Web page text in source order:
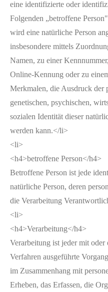
eine identifizierte oder
Folgenden „betroffene
wird eine natürliche Person
insbesondere mittels
Namen, zu einer
Online-Kennung oder zu
Merkmalen, die Ausdruck der
genetischen, psychischen,
sozialen Identität dieser
werden kann.</li>
<li>
<h4>betroffene Person</h4>
Betroffene Person ist jede
natürliche Person, deren
die Verarbeitung
<li>
<h4>Verarbeitung</h4>
Verarbeitung ist jeder mit
Verfahren ausgeführte
im Zusammenhang mit
Erheben, das Erfassen, die